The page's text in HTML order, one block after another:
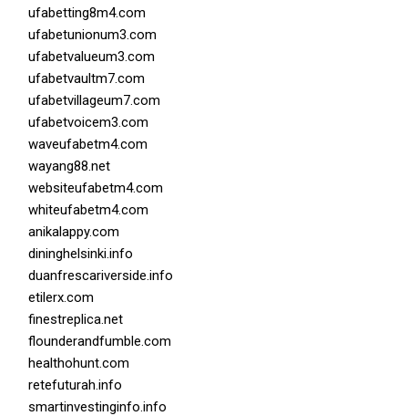
ufabetting8m4.com
ufabetunionum3.com
ufabetvalueum3.com
ufabetvaultm7.com
ufabetvillageum7.com
ufabetvoicem3.com
waveufabetm4.com
wayang88.net
websiteufabetm4.com
whiteufabetm4.com
anikalappy.com
dininghelsinki.info
duanfrescariverside.info
etilerx.com
finestreplica.net
flounderandfumble.com
healthohunt.com
retefuturah.info
smartinvestinginfo.info